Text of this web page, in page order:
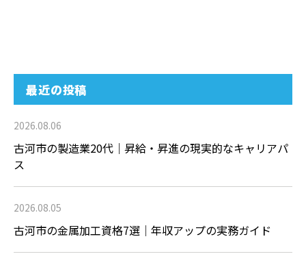
最近の投稿
2026.08.06
古河市の製造業20代｜昇給・昇進の現実的なキャリアパ
ス
2026.08.05
古河市の金属加工資格7選｜年収アップの実務ガイド